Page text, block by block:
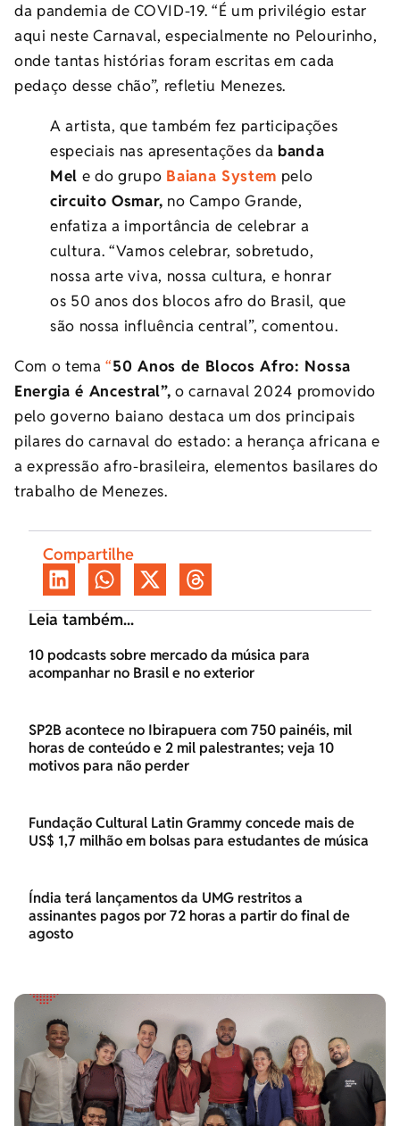
da pandemia de COVID-19. “É um privilégio estar
aqui neste Carnaval, especialmente no Pelourinho,
onde tantas histórias foram escritas em cada
pedaço desse chão”, refletiu Menezes.
A artista, que também fez participações
especiais nas apresentações da banda
Mel e do grupo Baiana System pelo
circuito Osmar, no Campo Grande,
enfatiza a importância de celebrar a
cultura. “Vamos celebrar, sobretudo,
nossa arte viva, nossa cultura, e honrar
os 50 anos dos blocos afro do Brasil, que
são nossa influência central”, comentou.
Com o tema“50 Anos de Blocos Afro: Nossa
Energia é Ancestral”, o carnaval 2024 promovido
pelo governo baiano destaca um dos principais
pilares do carnaval do estado: a herança africana e
a expressão afro-brasileira, elementos basilares do
trabalho de Menezes.
Compartilhe
Leia também...
10 podcasts sobre mercado da música para
acompanhar no Brasil e no exterior
SP2B acontece no Ibirapuera com 750 painéis, mil
horas de conteúdo e 2 mil palestrantes; veja 10
motivos para não perder
Fundação Cultural Latin Grammy concede mais de
US$ 1,7 milhão em bolsas para estudantes de música
Índia terá lançamentos da UMG restritos a
assinantes pagos por 72 horas a partir do final de
agosto